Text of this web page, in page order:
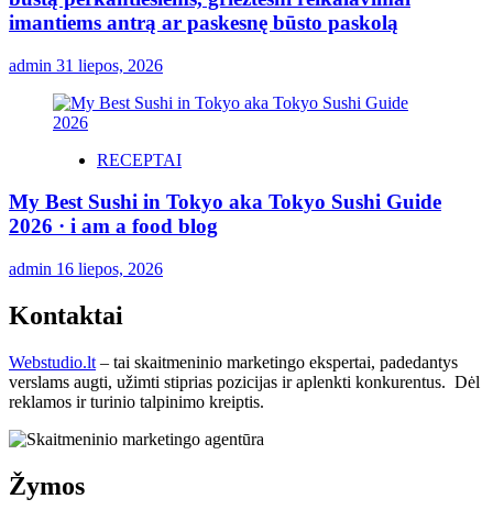
imantiems antrą ar paskesnę būsto paskolą
admin 31 liepos, 2026
RECEPTAI
My Best Sushi in Tokyo aka Tokyo Sushi Guide
2026 · i am a food blog
admin 16 liepos, 2026
Kontaktai
Webstudio.lt – tai skaitmeninio marketingo ekspertai, padedantys
verslams augti, užimti stiprias pozicijas ir aplenkti konkurentus. Dėl
reklamos ir turinio talpinimo kreiptis.
Žymos